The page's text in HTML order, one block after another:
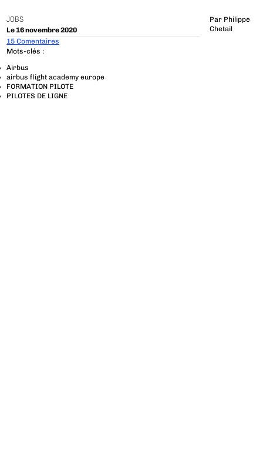
JOBS
Le 16 novembre 2020
Par Philippe
Chetail
15 Comentaires
Mots-clés :
Airbus
airbus flight academy europe
FORMATION PILOTE
PILOTES DE LIGNE